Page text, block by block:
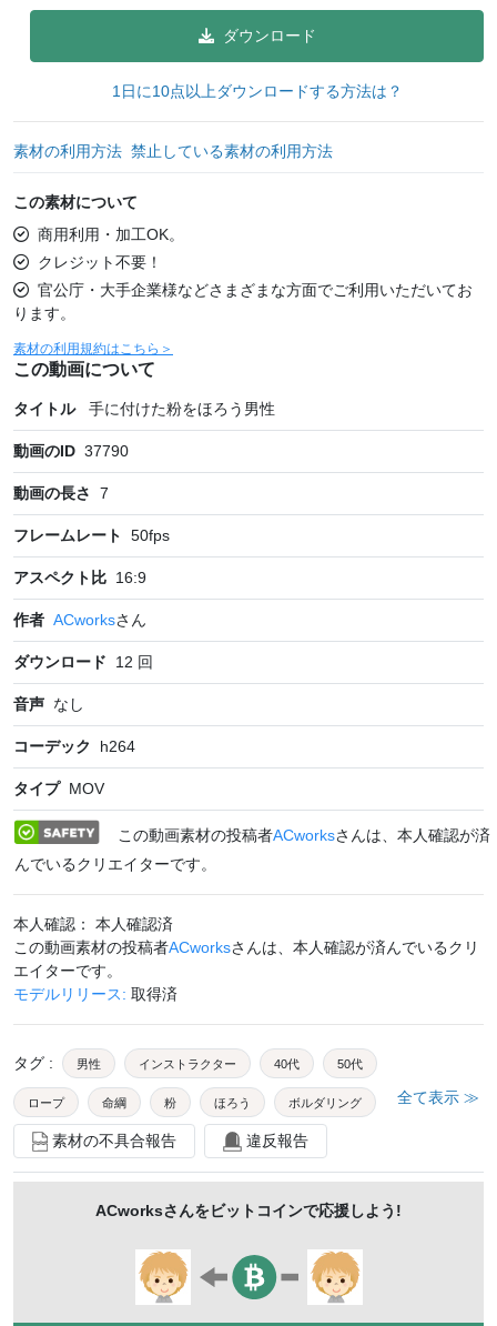
ダウンロード
1日に10点以上ダウンロードする方法は？
素材の利用方法 禁止している素材の利用方法
この素材について
商用利用・加工OK。
クレジット不要！
官公庁・大手企業様などさまざまな方面でご利用いただいてお
ります。
素材の利用規約はこちら＞
この動画について
タイトル 手に付けた粉をほろう男性
動画のID 37790
動画の長さ 7
フレームレート 50fps
アスペクト比 16:9
作者 ACworksさん
ダウンロード 12 回
音声 なし
コーデック h264
タイプ MOV
この動画素材の投稿者ACworksさんは、本人確認が済
んでいるクリエイターです。
本人確認： 本人確認済
この動画素材の投稿者ACworksさんは、本人確認が済んでいるクリ
エイターです。
モデルリリース: 取得済
タグ : 男性 インストラクター 40代 50代
ロープ 命綱 粉 ほろう ボルダリング
クライミング 人物 クライミングウォール
クライミングジム ボルダリングジム クライマー
ロッククライミング スポーツクライミング
トレーニングジム
スポーツ 運動 練習
全て表示 ≫
素材の不具合報告 違反報告
ACworksさんをビットコインで応援しよう!